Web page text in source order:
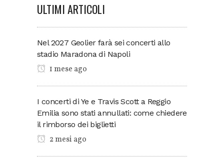
ULTIMI ARTICOLI
Nel 2027 Geolier farà sei concerti allo
stadio Maradona di Napoli
1 mese ago
I concerti di Ye e Travis Scott a Reggio
Emilia sono stati annullati: come chiedere
il rimborso dei biglietti
2 mesi ago